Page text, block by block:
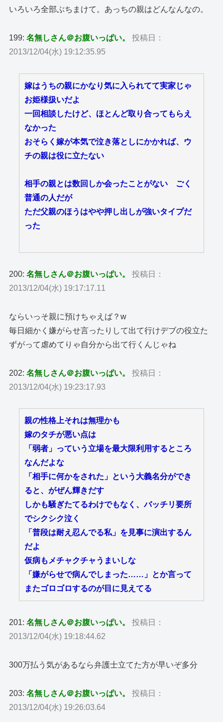
いろいろ全部ぶちまけて。あっちの親はどんなんなの。
199:名無しさん＠お腹いっぱい。
投稿日：
2013/12/04(水) 19:12:35.95
嫁はうちの親にかなり気に入られてて実家じゃ
お姫様扱いだよ
一回相談したけど、ほとんど取り合ってもらえ
なかった
おそらく嫁が本気で泣き落としにかかれば、ウ
チの親は役に立たない
相手の親とは数回しか会ったことがない ごく
普通の人だが
ただ父親のほうはやや押し出しが強いタイプだ
った
200:名無しさん＠お腹いっぱい。
投稿日：
2013/12/04(水) 19:17:17.11
ならいっそ親に預けちゃえば？w
毎日細かく嫌がらせ言ったりして出て行けデブの役立た
ずがって虐めてりゃ自分から出て行くんじゃね
202:名無しさん＠お腹いっぱい。
投稿日：
2013/12/04(水) 19:23:17.93
親の性格上それは無理かも
嫁のタチが悪い点は
「弱者」っていう立場を最大限利用するところ
なんだよな
「相手に何かをされた」という大義名分ができ
ると、がぜん輝きだす
しかも騒ぎたてるわけでもなく、バッチリ要所
でシクシク泣く
「普段は耐え忍んでる私」を見事に演出するん
だよ
仮病もメチャクチャうまいしな
「嫌がらせで病んでしまった……」とか言って
またゴロゴロするのが目に見えてる
201:名無しさん＠お腹いっぱい。
投稿日：
2013/12/04(水) 19:18:44.62
300万払う気があるなら弁護士立てた方が早いぞ多分
203:名無しさん＠お腹いっぱい。
投稿日：
2013/12/04(水) 19:26:03.64